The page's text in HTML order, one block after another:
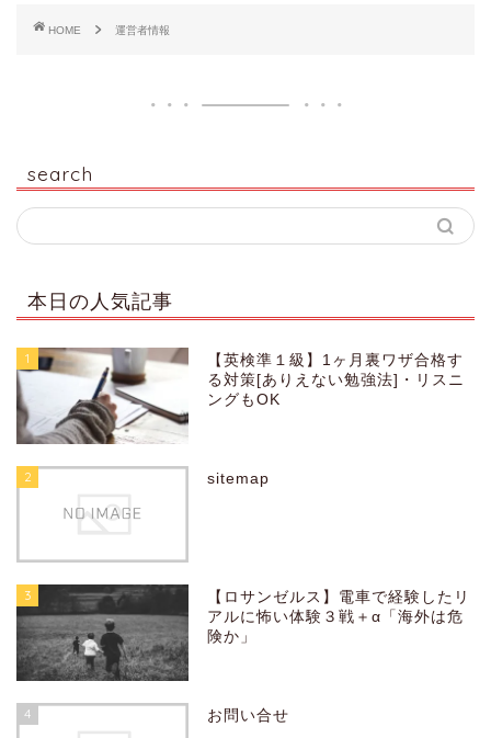
HOME 運営者情報
search
本日の人気記事
1
【英検準１級】1ヶ月裏ワザ合格す
る対策[ありえない勉強法]・リスニ
ングもOK
2 sitemap
3
【ロサンゼルス】電車で経験したリ
アルに怖い体験３戦＋α「海外は危
険か」
4 お問い合せ